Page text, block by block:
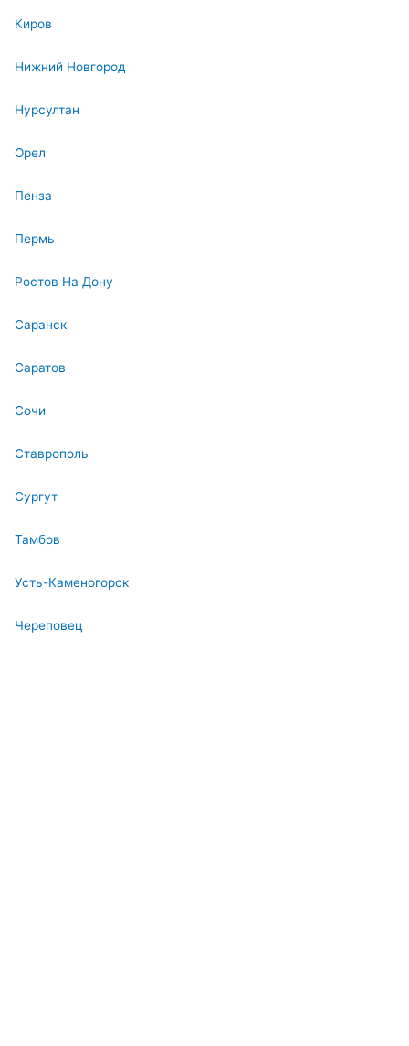
Киров
Нижний Новгород
Нурсултан
Орел
Пенза
Пермь
Ростов На Дону
Саранск
Саратов
Сочи
Ставрополь
Сургут
Тамбов
Усть-Каменогорск
Череповец